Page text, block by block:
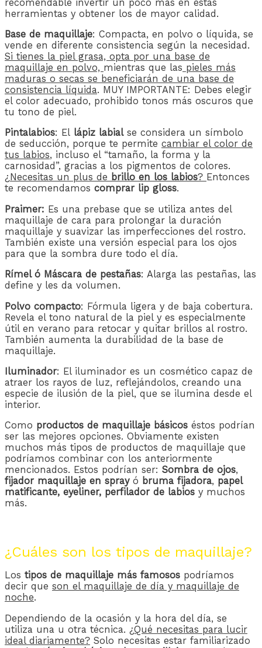
recomendable invertir un poco más en estas
herramientas y obtener los de mayor calidad.
Base de maquillaje: Compacta, en polvo o líquida, se
vende en diferente consistencia según la necesidad.
Si tienes la piel grasa, opta por una base de
maquillaje en polvo, mientras que las pieles más
maduras o secas se beneficiarán de una base de
consistencia líquida. MUY IMPORTANTE: Debes elegir
el color adecuado, prohibido tonos más oscuros que
tu tono de piel.
Pintalabios: El lápiz labialse considera un símbolo
de seducción, porque te permite cambiar el color de
tus labios, incluso el “tamaño, la forma y la
carnosidad”, gracias a los pigmentos de colores.
¿Necesitas un plus de brillo en los labios? Entonces
te recomendamos comprar lip gloss.
Praimer: Es una prebase que se utiliza antes del
maquillaje de cara para prolongar la duración
maquillaje y suavizar las imperfecciones del rostro.
También existe una versión especial para los ojos
para que la sombra dure todo el día.
Rímel ó Máscara de pestañas: Alarga las pestañas, las
define y les da volumen.
Polvo compacto: Fórmula ligera y de baja cobertura.
Revela el tono natural de la piel y es especialmente
útil en verano para retocar y quitar brillos al rostro.
También aumenta la durabilidad de la base de
maquillaje.
Iluminador: El iluminador es un cosmético capaz de
atraer los rayos de luz, reflejándolos, creando una
especie de ilusión de la piel, que se ilumina desde el
interior.
Como productos de maquillaje básicos éstos podrían
ser las mejores opciones. Obviamente existen
muchos más tipos de productos de maquillaje que
podríamos combinar con los anteriormente
mencionados. Estos podrían ser: Sombra de ojos,
fijador maquillaje en spray ó bruma fijadora, papel
matificante, eyeliner, perfilador de labios y muchos
más.
¿Cuáles son los tipos de maquillaje?
Los tipos de maquillaje más famosos podríamos
decir que son el maquillaje de día y maquillaje de
noche.
Dependiendo de la ocasión y la hora del día, se
utiliza una u otra técnica. ¿Qué necesitas para lucir
ideal diariamente? Solo necesitas estar familiarizado